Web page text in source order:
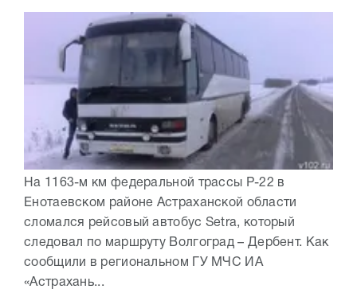
На 1163-м км федеральной трассы Р-22 в
Енотаевском районе Астраханской области
сломался рейсовый автобус Setra, который
следовал по маршруту Волгоград – Дербент. Как
сообщили в региональном ГУ МЧС ИА
«Астрахань...